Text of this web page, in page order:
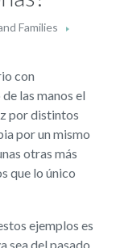
Families
con
las manos el
por distintos
por un mismo
otras más
que lo único
ejemplos es
sea del pasado,